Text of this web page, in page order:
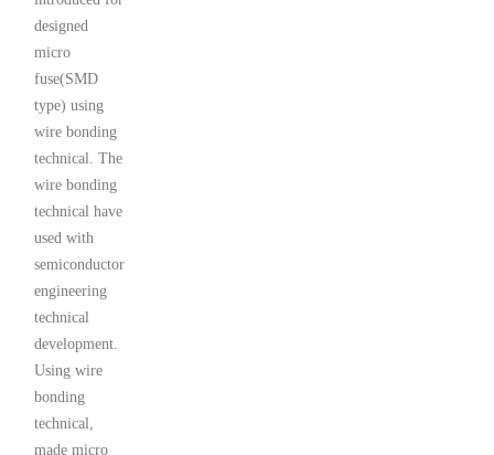
designed
micro
fuse(SMD
type) using
wire bonding
technical. The
wire bonding
technical have
used with
semiconductor
engineering
technical
development.
Using wire
bonding
technical,
made micro